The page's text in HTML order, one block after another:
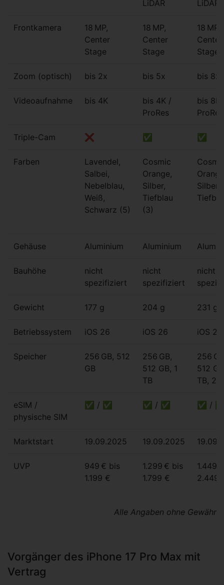
LiDAR LiDAR
Frontkamera
18 MP,
Center
Stage
18 MP,
Center
Stage
18 MP,
Center
Stage
Zoom (optisch) bis 2x bis 5x bis 8x
Videoaufnahme bis 4K
bis 4K /
ProRes
bis 8K
ProRes
Triple-Cam ❌ ✅ ✅
Farben
Lavendel,
Salbei,
Nebelblau,
Weiß,
Schwarz (5)
Cosmic
Orange,
Silber,
Tiefblau
(3)
Silber,
Gehäuse Aluminium Aluminium
Bauhöhe
nicht
spezifiziert
nicht
spezifiziert
nicht
Gewicht 177 g 204 g 231 g
Betriebssystem iOS 26 iOS 26 iOS 26
Speicher
256 GB, 512
GB
256 GB,
512 GB, 1
TB
256
512
TB, 2
eSIM /
physische SIM
✅ / ✅ ✅ / ✅ ✅ /
Marktstart 19.09.2025 19.09.2025
UVP
949 € bis
1.199 €
1.299 € bis
1.799 €
1.449
2.449
Alle Angaben ohne Gewähr
Vorgänger des iPhone 17 Pro Max mit
Vertrag